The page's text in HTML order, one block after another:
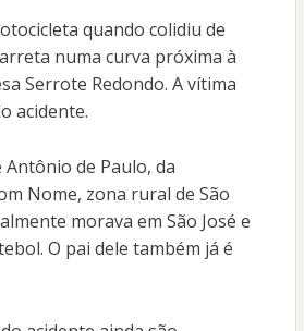
quando colidiu de
numa curva próxima à
Serrote Redondo. A vítima
acidente.
de Paulo, da
Nome, zona rural de São
morava em São José e
O pai dele também já é